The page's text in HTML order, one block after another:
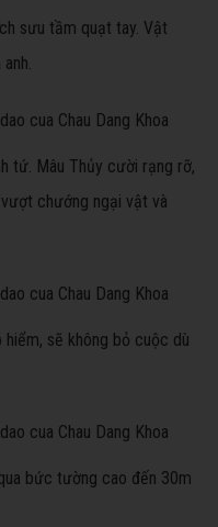
sưu tầm quạt tay. Vật
tứ. Mâu Thủy cười rạng rỡ,
chướng ngại vật và
sẽ không bỏ cuộc dù
bức tường cao đến 30m